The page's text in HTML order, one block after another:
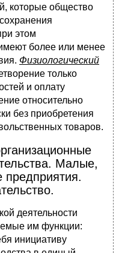
которые общество
этом
более или менее
Физиологический
только
и оплату
относительно
без приобретения
товаров.
Малые,
предприятия.
деятельности
им функции:
инициативу